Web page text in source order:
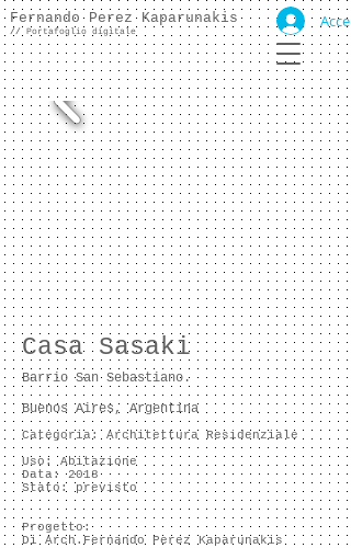
Fernando Perez Kaparunakis
// Portafoglio digitale
Casa Sasaki
Barrio San Sebastiano.
Buenos Aires, Argentina
Categoria: Architettura Residenziale
Uso: Abitazione
Data: 2018
Stato: previsto
Progetto:
Di Arch.Fernando Perez Kaparunakis